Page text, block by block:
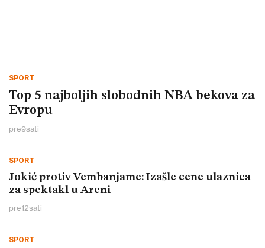
SPORT
Top 5 najboljih slobodnih NBA bekova za
Evropu
pre9sati
SPORT
Jokić protiv Vembanjame: Izašle cene ulaznica
za spektakl u Areni
pre12sati
SPORT